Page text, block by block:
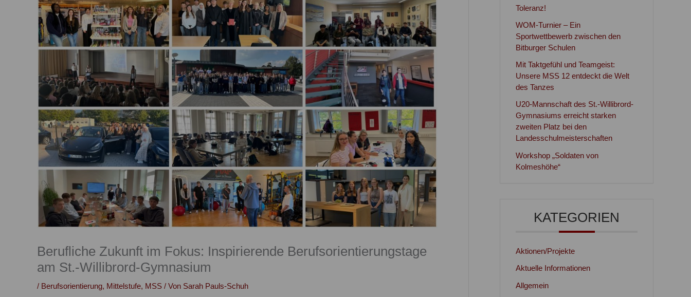
Berufliche Zukunft im Fokus: Inspirierende Berufsorientierungstage
am St.-Willibrord-Gymnasium
/ Berufsorientierung, Mittelstufe, MSS / Von Sarah Pauls-Schuh
Toleranz!
WOM-Turnier – Ein
Sportwettbewerb zwischen den
Bitburger Schulen
Mit Taktgefühl und Teamgeist:
Unsere MSS 12 entdeckt die Welt
des Tanzes
U20-Mannschaft des St.-Willibrord-
Gymnasiums erreicht starken
zweiten Platz bei den
Landesschulmeisterschaften
Workshop „Soldaten von
Kolmeshöhe“
KATEGORIEN
Aktionen/Projekte
Aktuelle Informationen
Allgemein